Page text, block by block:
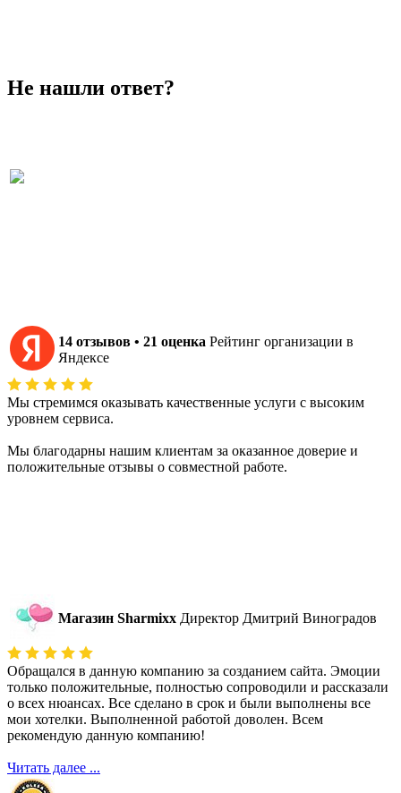
Не нашли ответ?
14 отзывов • 21 оценка Рейтинг организации в
Яндексе
Мы стремимся оказывать качественные услуги с высоким
уровнем сервиса.
Мы благодарны нашим клиентам за оказанное доверие и
положительные отзывы о совместной работе.
Магазин Sharmixx Директор Дмитрий Виноградов
Обращался в данную компанию за созданием сайта. Эмоции
только положительные, полностью сопроводили и рассказали
о всех нюансах. Все сделано в срок и были выполнены все
мои хотелки. Выполненной работой доволен. Всем
рекомендую данную компанию!
Читать далее ...